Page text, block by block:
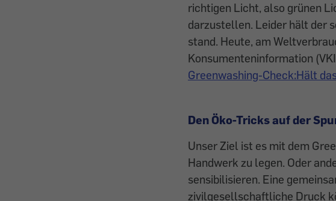
richtigen Licht, also grünen
darzustellen. Leider hält der
stand. Heute, am
Konsumenteninformation
Greenwashing-Check:Hält
Den Öko-Tricks auf der
Unser Ziel ist es mit dem
Handwerk zu legen. Oder
sensibilisieren. Eine
zivilgesellschaftliche Druck